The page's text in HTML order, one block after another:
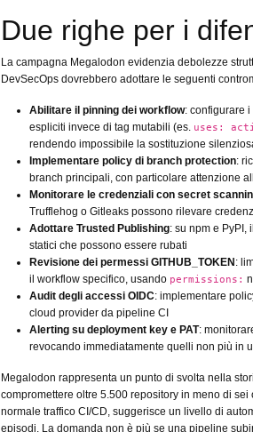
Due righe per i
La campagna Megalodon evidenzia debolezze
DevSecOps dovrebbero adottare le seguenti
Abilitare il pinning dei workflow: configurare i
espliciti invece di tag mutabili (es. uses:
rendendo impossibile la sostituzione
Implementare policy di branch protection:
branch principali, con particolare attenzione
Monitorare le credenziali con secret
Trufflehog o Gitleaks possono rilevare
Adottare Trusted Publishing: su npm e PyPI,
statici che possono essere rubati
Revisione dei permessi GITHUB_TOKEN :
il workflow specifico, usando permissions:
Audit degli accessi OIDC: implementare
cloud provider da pipeline CI
Alerting su deployment key e PAT:
revocando immediatamente quelli non più in
Megalodon rappresenta un punto di svolta nella
compromettere oltre 5.500 repository in meno di
normale traffico CI/CD, suggerisce un livello di
episodi. La domanda non è più se una pipeline